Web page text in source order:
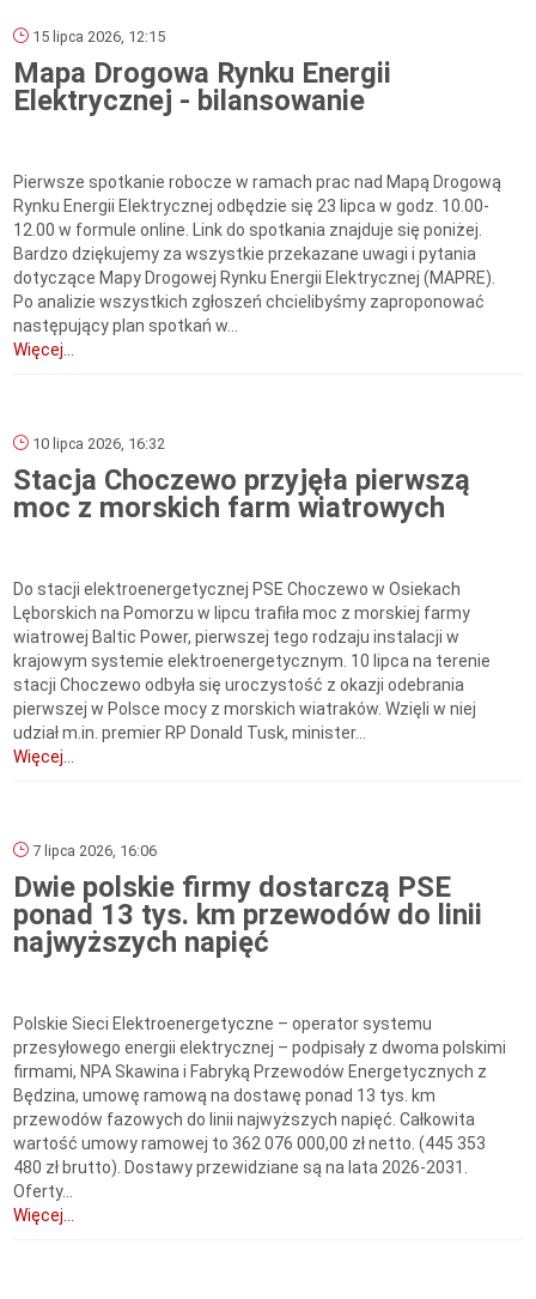
15 lipca 2026, 12:15
Mapa Drogowa Rynku Energii
Elektrycznej - bilansowanie
Pierwsze spotkanie robocze w ramach prac nad Mapą Drogową
Rynku Energii Elektrycznej odbędzie się 23 lipca w godz. 10.00-
12.00 w formule online. Link do spotkania znajduje się poniżej.
Bardzo dziękujemy za wszystkie przekazane uwagi i pytania
dotyczące Mapy Drogowej Rynku Energii Elektrycznej (MAPRE).
Po analizie wszystkich zgłoszeń chcielibyśmy zaproponować
następujący plan spotkań w...
Więcej...
10 lipca 2026, 16:32
Stacja Choczewo przyjęła pierwszą
moc z morskich farm wiatrowych
Do stacji elektroenergetycznej PSE Choczewo w Osiekach
Lęborskich na Pomorzu w lipcu trafiła moc z morskiej farmy
wiatrowej Baltic Power, pierwszej tego rodzaju instalacji w
krajowym systemie elektroenergetycznym. 10 lipca na terenie
stacji Choczewo odbyła się uroczystość z okazji odebrania
pierwszej w Polsce mocy z morskich wiatraków. Wzięli w niej
udział m.in. premier RP Donald Tusk, minister...
Więcej...
7 lipca 2026, 16:06
Dwie polskie firmy dostarczą PSE
ponad 13 tys. km przewodów do linii
najwyższych napięć
Polskie Sieci Elektroenergetyczne – operator systemu
przesyłowego energii elektrycznej – podpisały z dwoma polskimi
firmami, NPA Skawina i Fabryką Przewodów Energetycznych z
Będzina, umowę ramową na dostawę ponad 13 tys. km
przewodów fazowych do linii najwyższych napięć. Całkowita
wartość umowy ramowej to 362 076 000,00 zł netto. (445 353
480 zł brutto). Dostawy przewidziane są na lata 2026-2031.
Oferty...
Więcej...